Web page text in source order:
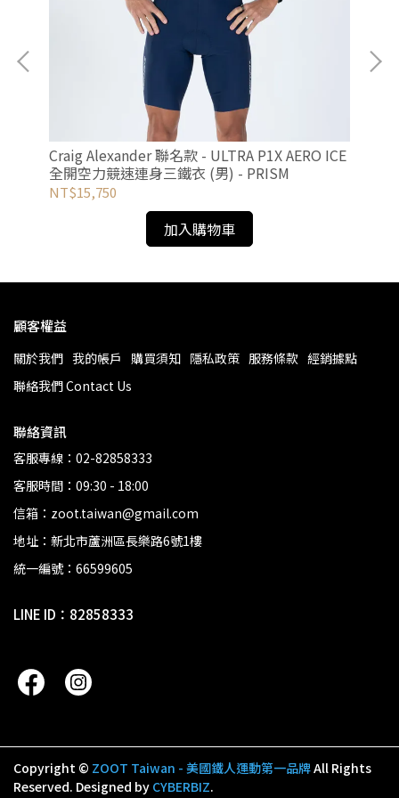
Craig Alexander 聯名款 - ULTRA P1X AERO ICE
全開空力競速連身三鐵衣 (男) - PRISM
NT$15,750
加入購物車
顧客權益
關於我們 我的帳戶 購買須知 隱私政策 服務條款 經銷據點
聯絡我們 Contact Us
聯絡資訊
客服專線：02-82858333
客服時間：09:30 - 18:00
信箱：zoot.taiwan@gmail.com
地址：新北市蘆洲區長樂路6號1樓
統一編號：66599605
LINE ID：82858333
Copyright © ZOOT Taiwan - 美國鐵人運動第一品牌All Rights
Reserved. Designed by CYBERBIZ.